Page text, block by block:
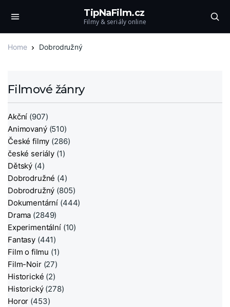
TipNaFilm.cz
Filmy & seriály online
Home Dobrodružný
Filmové žánry
Akční (907)
Animovaný (510)
České filmy (286)
české seriály (1)
Dětský (4)
Dobrodružné (4)
Dobrodružný (805)
Dokumentární (444)
Drama (2849)
Experimentální (10)
Fantasy (441)
Film o filmu (1)
Film-Noir (27)
Historické (2)
Historický (278)
Horor (453)